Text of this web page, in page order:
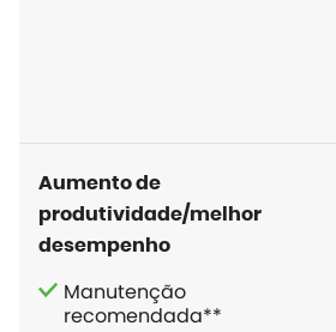
Aumento de
produtividade/melhor
desempenho
Manutenção
recomendada**